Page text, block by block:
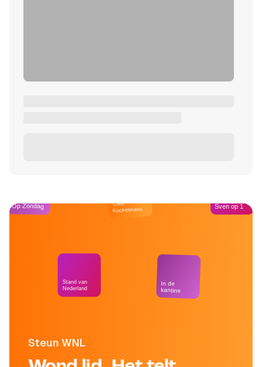
Steun WNL
Op Zondag
Stand van
Nederland
Café
Kockelmann
In de
kantine
Sven op 1